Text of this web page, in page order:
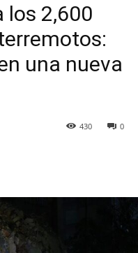
los 2,600
una nueva
0
430